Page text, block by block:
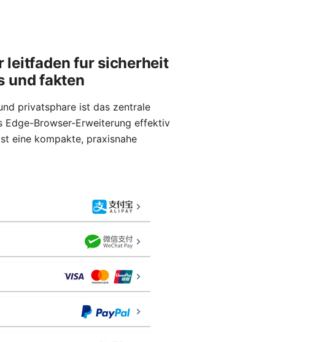
leitfaden fur sicherheit
und fakten
privatsphare ist das zentrale
Edge-Browser-Erweiterung effektiv
eine kompakte, praxisnahe